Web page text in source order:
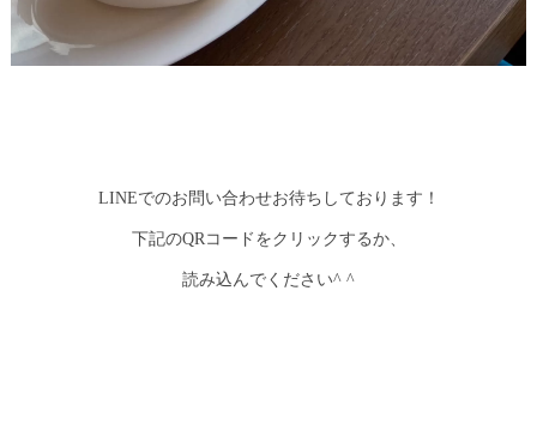
LINEでのお問い合わせお待ちしております！
下記のQRコードをクリックするか、
読み込んでください^ ^